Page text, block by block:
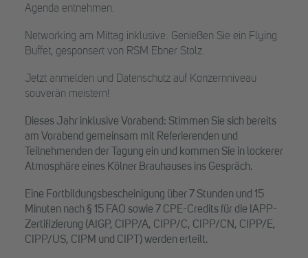
Agenda entnehmen.
Networking am Mittag inklusive: Genießen Sie ein Flying
Buffet, gesponsert von RSM Ebner Stolz.
Jetzt anmelden und Datenschutz auf Konzernniveau
souverän meistern!
Dieses Jahr inklusive Vorabend: Stimmen Sie sich bereits
am Vorabend gemeinsam mit Referierenden und
Teilnehmenden der Tagung ein und kommen Sie in lockerer
Atmosphäre eines Kölner Brauhauses ins Gespräch.
Eine Fortbildungsbescheinigung über 7 Stunden und 15
Minuten nach § 15 FAO sowie 7 CPE-Credits für die IAPP-
Zertifizierung (AIGP, CIPP/A, CIPP/C, CIPP/CN, CIPP/E,
CIPP/US, CIPM und CIPT) werden erteilt.